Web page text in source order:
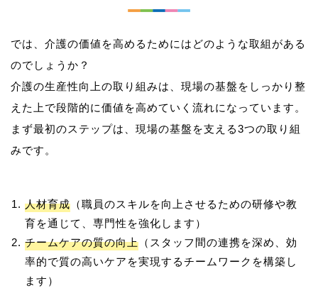
では、介護の価値を高めるためにはどのような取組がある
のでしょうか？
介護の生産性向上の取り組みは、現場の基盤をしっかり整
えた上で段階的に価値を高めていく流れになっています。
まず最初のステップは、現場の基盤を支える3つの取り組
人材育成 （職員のスキルを向上させるための研修や教
育を通じて、専門性を強化します）
チームケアの質の向上 （スタッフ間の連携を深め、効
率的で質の高いケアを実現するチームワークを構築し
ます）